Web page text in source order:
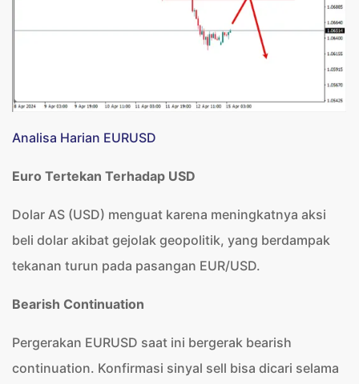
Analisa Harian EURUSD
Euro Tertekan Terhadap USD
Dolar AS (USD) menguat karena meningkatnya aksi
beli dolar akibat gejolak geopolitik, yang berdampak
tekanan turun pada pasangan EUR/USD.
Bearish Continuation
Pergerakan EURUSD saat ini bergerak bearish
continuation. Konfirmasi sinyal sell bisa dicari selama